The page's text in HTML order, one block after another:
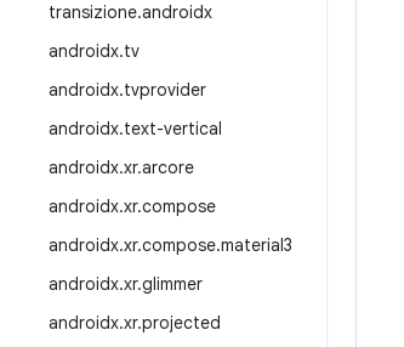
transizione.androidx
androidx.tv
androidx.tvprovider
androidx.text-vertical
androidx.xr.arcore
androidx.xr.compose
androidx.xr.compose.material3
androidx.xr.glimmer
androidx.xr.projected